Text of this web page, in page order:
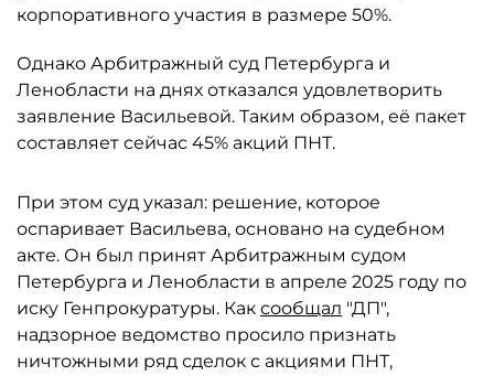
корпоративного участия в размере 50%.
Однако Арбитражный суд Петербурга и
Ленобласти на днях отказался удовлетворить
заявление Васильевой. Таким образом, её пакет
составляет сейчас 45% акций ПНТ.
При этом суд указал: решение, которое
оспаривает Васильева, основано на судебном
акте. Он был принят Арбитражным судом
Петербурга и Ленобласти в апреле 2025 году по
иску Генпрокуратуры. Как сообщал "ДП",
надзорное ведомство просило признать
ничтожными ряд сделок с акциями ПНТ,